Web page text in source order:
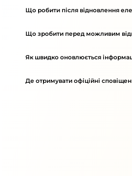
Що робити після відновлення
Що зробити перед можливим
Як швидко оновлюється
Де отримувати офіційні